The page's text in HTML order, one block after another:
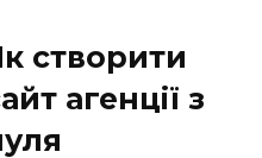
створити
агенції з